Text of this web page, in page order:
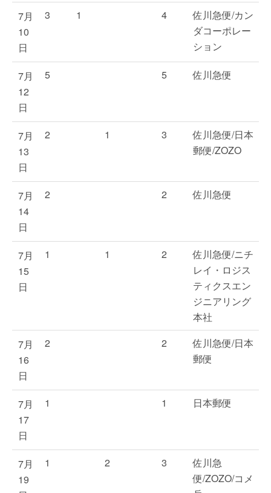
7月
10
日
3 1 4
佐川急便/カン
ダコーポレー
ション
7月
12
日
5 5 佐川急便
7月
13
日
2 1 3
佐川急便/日本
郵便/ZOZO
7月
14
日
2 2 佐川急便
7月
15
日
1 1 2
佐川急便/ニチ
レイ・ロジス
ティクスエン
ジニアリング
本社
7月
16
日
2 2
佐川急便/日本
郵便
7月
17
日
1 1 日本郵便
7月
19
1 2 3
佐川急
便/ZOZO/コメ